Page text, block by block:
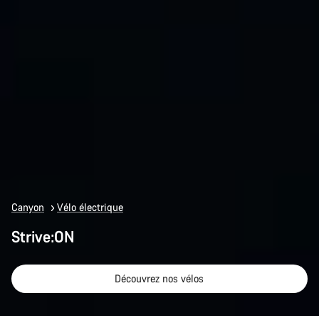
Canyon Vélo électrique
Strive:ON
Découvrez nos vélos